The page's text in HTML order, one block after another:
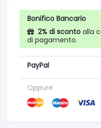
Bonifico Bancario
2% di sconto alla
di pagamento.
PayPal
Oppure